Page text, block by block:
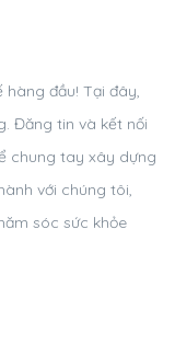
đầu! Tại đây,
Đăng tin và kết nối
chung tay xây dựng
với chúng tôi,
sóc sức khỏe